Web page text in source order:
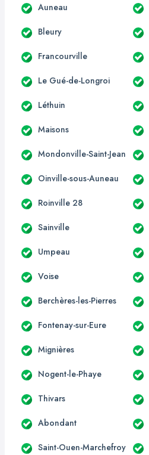
Auneau
Bleury
Francourville
Le Gué-de-Longroi
Léthuin
Maisons
Mondonville-Saint-Jean
Oinville-sous-Auneau
Roinville 28
Sainville
Umpeau
Voise
Berchères-les-Pierres
Fontenay-sur-Eure
Mignières
Nogent-le-Phaye
Thivars
Abondant
Saint-Ouen-Marchefroy